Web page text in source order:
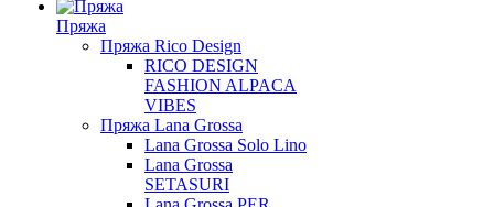
Пряжа
Пряжа Rico Design
RICO DESIGN
FASHION ALPACA
VIBES
Пряжа Lana Grossa
Lana Grossa Solo Lino
Lana Grossa
SETASURI